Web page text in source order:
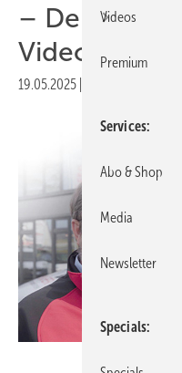
– Der
Video
19.05.2025
Videos
Premium
Services
Abo & Shop
Media
Newsletter
Specials